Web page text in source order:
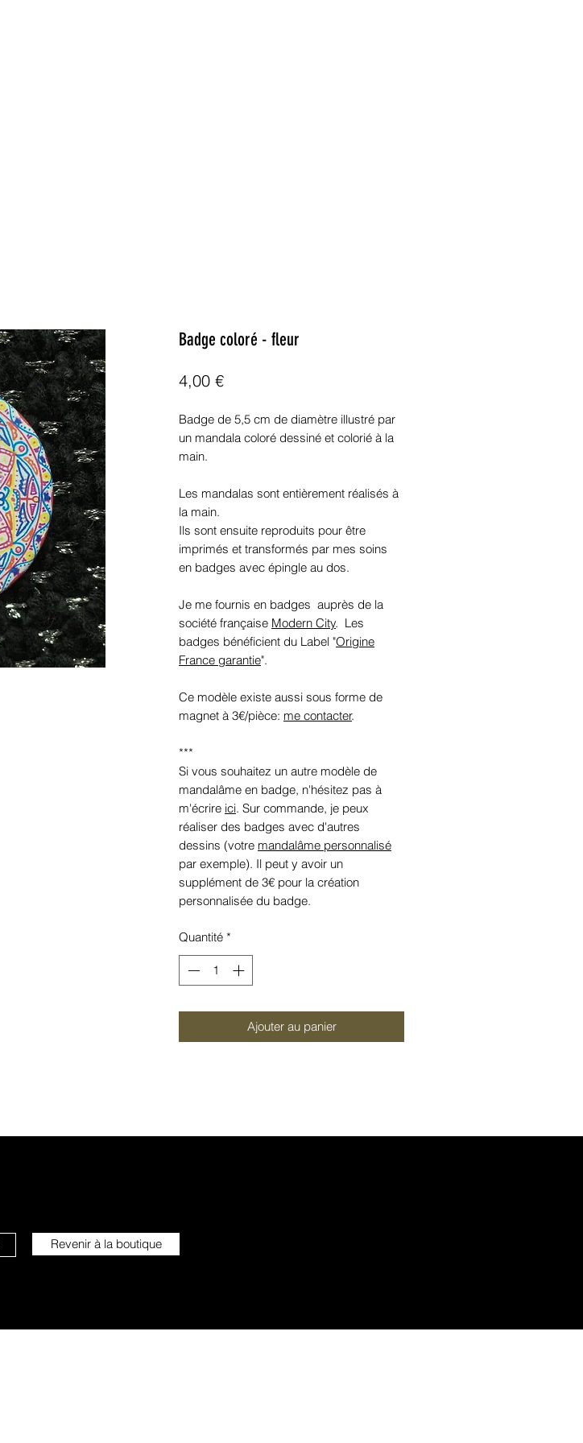
Badge coloré - fleur
4,00 €Prix
Badge de 5,5 cm de diamètre illustré par
un mandala coloré dessiné et colorié à la
main.
Les mandalas sont entièrement réalisés à
la main.
Ils sont ensuite reproduits pour être
imprimés et transformés par mes soins
en badges avec épingle au dos.
Je me fournis en badges auprès de la
société française Modern City. Les
badges bénéficient du Label "Origine
France garantie".
Ce modèle existe aussi sous forme de
magnet à 3€/pièce: me contacter.
***
Si vous souhaitez un autre modèle de
mandalâme en badge, n'hésitez pas à
m'écrire ici. Sur commande, je peux
réaliser des badges avec d'autres
dessins (votre mandalâme personnalisé
par exemple). Il peut y avoir un
supplément de 3€ pour la création
personnalisée du badge.
Quantité *
Ajouter au panier
Revenir à la boutique